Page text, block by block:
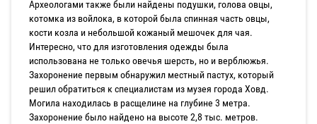
Археологами также были найдены подушки, голова овцы,
котомка из войлока, в которой была спинная часть овцы,
кости козла и небольшой кожаный мешочек для чая.
Интересно, что для изготовления одежды была
использована не только овечья шерсть, но и верблюжья.
Захоронение первым обнаружил местный пастух, который
решил обратиться к специалистам из музея города Ховд.
Могила находилась в расщелине на глубине 3 метра.
Захоронение было найдено на высоте 2,8 тыс. метров.